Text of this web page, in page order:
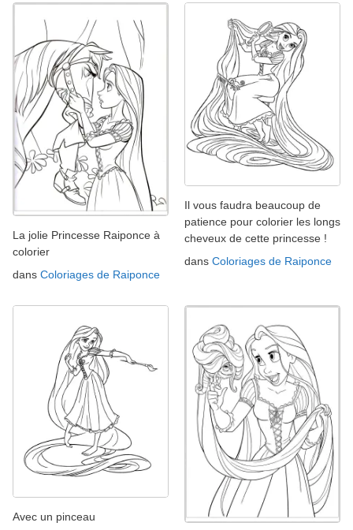
La jolie Princesse Raiponce à
colorier
dans Coloriages de Raiponce
Il vous faudra beaucoup de
patience pour colorier les longs
cheveux de cette princesse !
dans Coloriages de Raiponce
Avec un pinceau